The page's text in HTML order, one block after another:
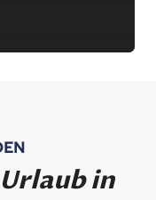
in